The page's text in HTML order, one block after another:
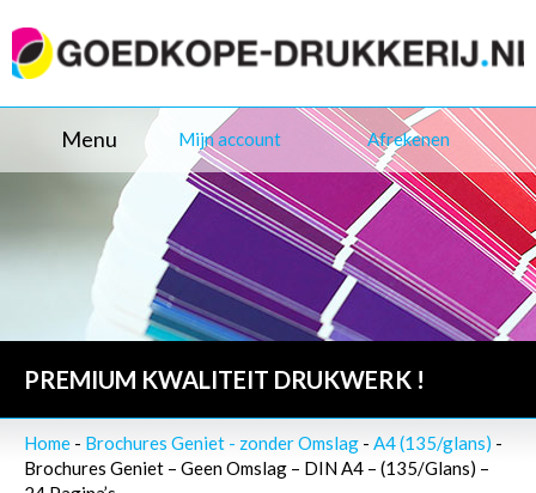
Menu Mijn account Afrekenen
PREMIUM KWALITEIT DRUKWERK !
Home - Brochures Geniet - zonder Omslag - A4 (135/glans) -
Brochures Geniet – Geen Omslag – DIN A4 – (135/Glans) –